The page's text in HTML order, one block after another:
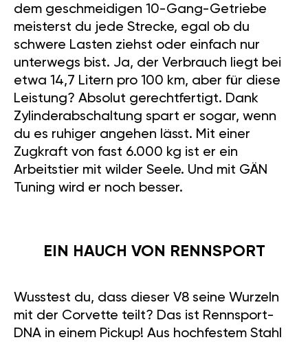
dem geschmeidigen 10-Gang-Getriebe
meisterst du jede Strecke, egal ob du
schwere Lasten ziehst oder einfach nur
unterwegs bist. Ja, der Verbrauch liegt bei
etwa 14,7 Litern pro 100 km, aber für diese
Leistung? Absolut gerechtfertigt. Dank
Zylinderabschaltung spart er sogar, wenn
du es ruhiger angehen lässt. Mit einer
Zugkraft von fast 6.000 kg ist er ein
Arbeitstier mit wilder Seele. Und mit GÄN
Tuning wird er noch besser.
EIN HAUCH VON RENNSPORT
Wusstest du, dass dieser V8 seine Wurzeln
mit der Corvette teilt? Das ist Rennsport-
DNA in einem Pickup! Aus hochfestem Stahl